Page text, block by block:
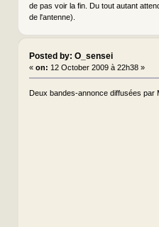
de pas voir la fin. Du tout autant
de l'antenne).
Posted by: O_sensei
« on: 12 October 2009 à 22h38 »
Deux bandes-annonce diffusées par